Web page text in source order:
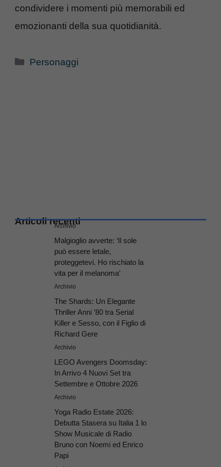
condividere i momenti più memorabili ed
emozionanti della sua quotidianità.
Categorie
Personaggi
Articoli recenti
Archivio
Malgioglio avverte: ‘Il sole
può essere letale,
proteggetevi. Ho rischiato la
vita per il melanoma’
Archivio
The Shards: Un Elegante
Thriller Anni ’80 tra Serial
Killer e Sesso, con il Figlio di
Richard Gere
Archivio
LEGO Avengers Doomsday:
In Arrivo 4 Nuovi Set tra
Settembre e Ottobre 2026
Archivio
Yoga Radio Estate 2026:
Debutta Stasera su Italia 1 lo
Show Musicale di Radio
Bruno con Noemi ed Enrico
Papi